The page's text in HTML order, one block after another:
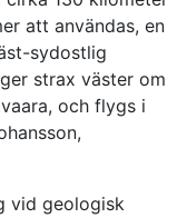
att användas, en
sydostlig
strax väster om
och flygs i
vid geologisk